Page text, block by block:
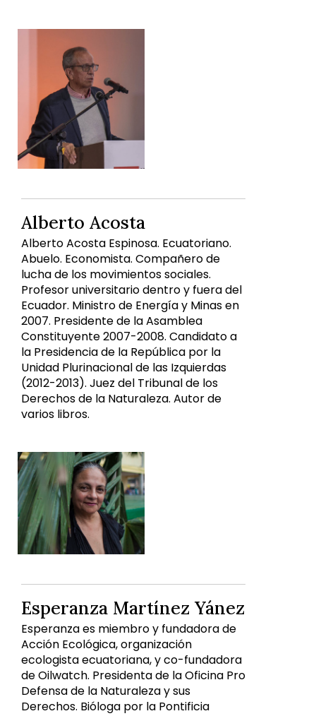
Alberto Acosta
Alberto Acosta Espinosa. Ecuatoriano.
Abuelo. Economista. Compañero de
lucha de los movimientos sociales.
Profesor universitario dentro y fuera del
Ecuador. Ministro de Energía y Minas en
2007. Presidente de la Asamblea
Constituyente 2007-2008. Candidato a
la Presidencia de la República por la
Unidad Plurinacional de las Izquierdas
(2012-2013). Juez del Tribunal de los
Derechos de la Naturaleza. Autor de
varios libros.
Esperanza Martínez Yánez
Esperanza es miembro y fundadora de
Acción Ecológica, organización
ecologista ecuatoriana, y co-fundadora
de Oilwatch. Presidenta de la Oficina Pro
Defensa de la Naturaleza y sus
Derechos. Bióloga por la Pontificia